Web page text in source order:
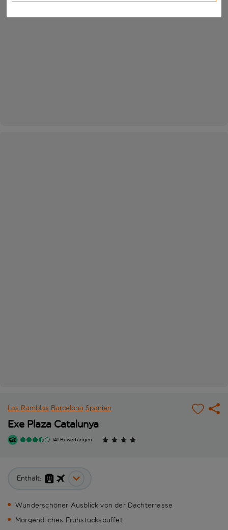
Las Ramblas Barcelona Spanien
Exe Plaza Catalunya
141 Bewertungen
Enthält:
Wunderschöner Ausblick von der Dachterrasse
Morgendliches Frühstücksbuffet